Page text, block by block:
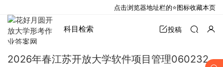
科目检索 投稿
2026年春江苏开放大学软件项目管理060232
点击浏览器地址栏的⭐图标收藏本页